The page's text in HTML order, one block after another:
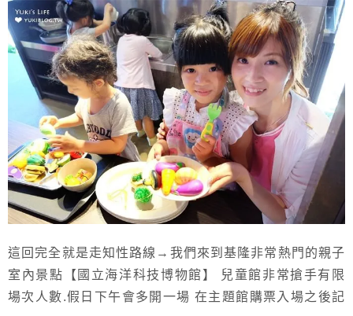
這回完全就是走知性路線→我們來到基隆非常熱門的親子
室內景點【國立海洋科技博物館】 兒童館非常搶手有限
場次人數.假日下午會多開一場 在主題館購票入場之後記